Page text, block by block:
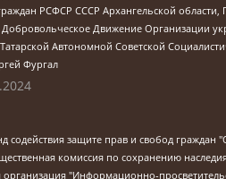
РСФСР СССР Архангельской
Движение Организации
Автономной Советской
Фургал
Петр Борисович, Чуракова Ольга Владимировна, Ярош Юлия Петровна, Юридическое лицо "The Insider SIA", зарегистрированное в Риге, Латвийская Республика (дата регистрации 26.06.2015), являющееся администратором доменного имени интернет-издания "The Insider SIA", https://theins.ru, Постернак Алексей Евгеньевич, Рубин Михаил Аркадьевич, Анин Роман Александрович, Юридическое лицо Istories fonds, зарегистрированное в Латвийской Республике (регистрационный номер 50008295751, дата регистрации 24.02.2020), Великовский Дмитрий Александрович, Долинина Ирина Николаевна, Мароховская Алеся Алексеевна, Шлейнов Роман Юрьевич, Шмагун Олеся Валентиновна, Общество с ограниченной ответственностью "Альтаир 2021", Общество с ограниченной ответственностью "Вега 2021", Общество с ограниченной ответственностью "Главный редактор 2021", Общество с ограниченной ответственностью "Ромашки монолит", Важенков Артем Валерьевич, Ивановская областная общественная организация "Центр гендерных исследований", Гурман Юрий Альбертович, Медиапроект "ОВД-Инфо", Егоров Владимир Владимирович, Жилинский Владимир Александрович, Общество с ограниченной ответственностью "ЗП", Иванова София Юрьевна, Карезина Инна Павловна, Кильтау Екатерина Викторовна, Петров Алексей Викторович, Пискунов Сергей Евгеньевич, Смирнов Сергей Сергеевич, Тихонов Михаил Сергеевич, Общество с ограниченной ответственностью "ЖУРНАЛИСТ-ИНОСТРАННЫЙ АГЕНТ", Арапова Галина Юрьевна, Вольтская Татьяна Анатольевна, Американская компания "Mason G.E.S. Anonymous Foundation" (США), являющаяся владельцем интернет-издания https://mnews.world/, Компания "Stichting Bellingcat", зарегистрированная в Нидерландах (дата регистрации 11.07.2018), Захаров Андрей Вячеславович, Клепиковская Екатерина Дмитриевна, Общество с ограниченной ответственностью "МЕМО", Перл